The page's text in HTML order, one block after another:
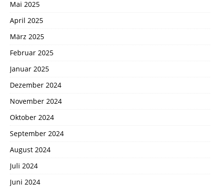
Mai 2025
April 2025
März 2025
Februar 2025
Januar 2025
Dezember 2024
November 2024
Oktober 2024
September 2024
August 2024
Juli 2024
Juni 2024